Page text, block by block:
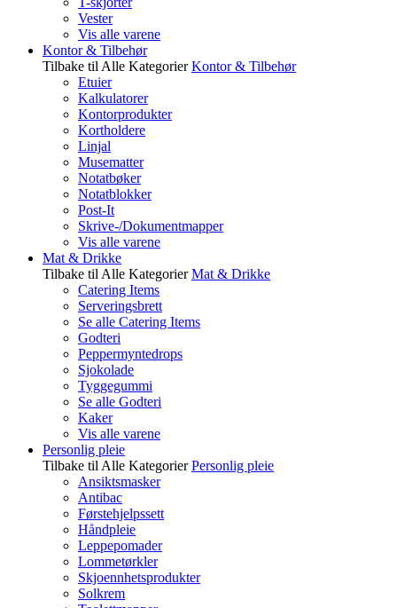
Vester
Vis alle varene
Kontor & Tilbehør
Tilbake til Alle Kategorier Kontor & Tilbehør
Etuier
Kalkulatorer
Kontorprodukter
Kortholdere
Linjal
Musematter
Notatbøker
Notatblokker
Post-It
Skrive-/Dokumentmapper
Vis alle varene
Mat & Drikke
Tilbake til Alle Kategorier Mat & Drikke
Catering Items
Serveringsbrett
Se alle Catering Items
Godteri
Peppermyntedrops
Sjokolade
Tyggegummi
Se alle Godteri
Kaker
Vis alle varene
Personlig pleie
Tilbake til Alle Kategorier Personlig pleie
Ansiktsmasker
Antibac
Førstehjelpssett
Håndpleie
Leppepomader
Lommetørkler
Skjoennhetsprodukter
Solkrem